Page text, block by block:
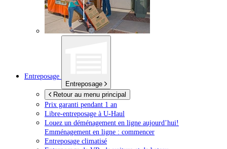
Entreposage
Entreposage
Retour au menu principal
Prix garanti pendant 1 an
Libre-entreposage à U-Haul
Louez un déménagement en ligne aujourd’hui!
Emménagement en ligne : commencer
Entreposage climatisé